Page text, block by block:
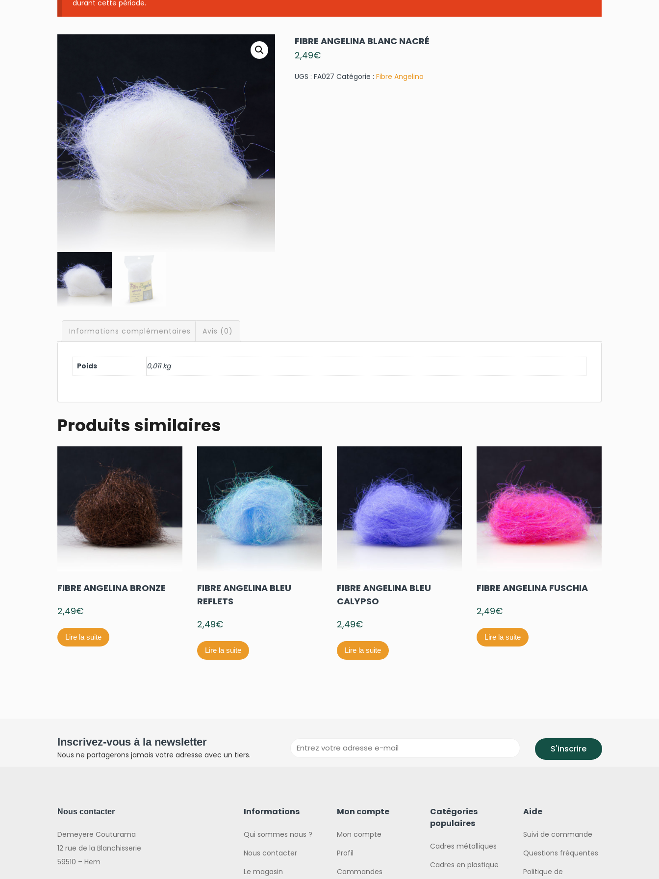
durant cette période.
FIBRE ANGELINA BLANC NACRÉ
2,49€
UGS : FA027 Catégorie : Fibre Angelina
Informations complémentaires Avis (0)
Poids 0,011 kg
Produits similaires
FIBRE ANGELINA BRONZE
2,49€
Lire la suite
FIBRE ANGELINA BLEU
REFLETS
2,49€
Lire la suite
FIBRE ANGELINA BLEU
CALYPSO
2,49€
Lire la suite
FIBRE ANGELINA FUSCHIA
2,49€
Lire la suite
Inscrivez-vous à la newsletter
Nous ne partagerons jamais votre adresse avec un tiers.
Nous contacter
Demeyere Couturama
12 rue de la Blanchisserie
59510 – Hem
Informations
Qui sommes nous ?
Nous contacter
Le magasin
Mon compte
Mon compte
Profil
Commandes
Catégories
populaires
Cadres métalliques
Cadres en plastique
Aide
Suivi de commande
Questions fréquentes
Politique de